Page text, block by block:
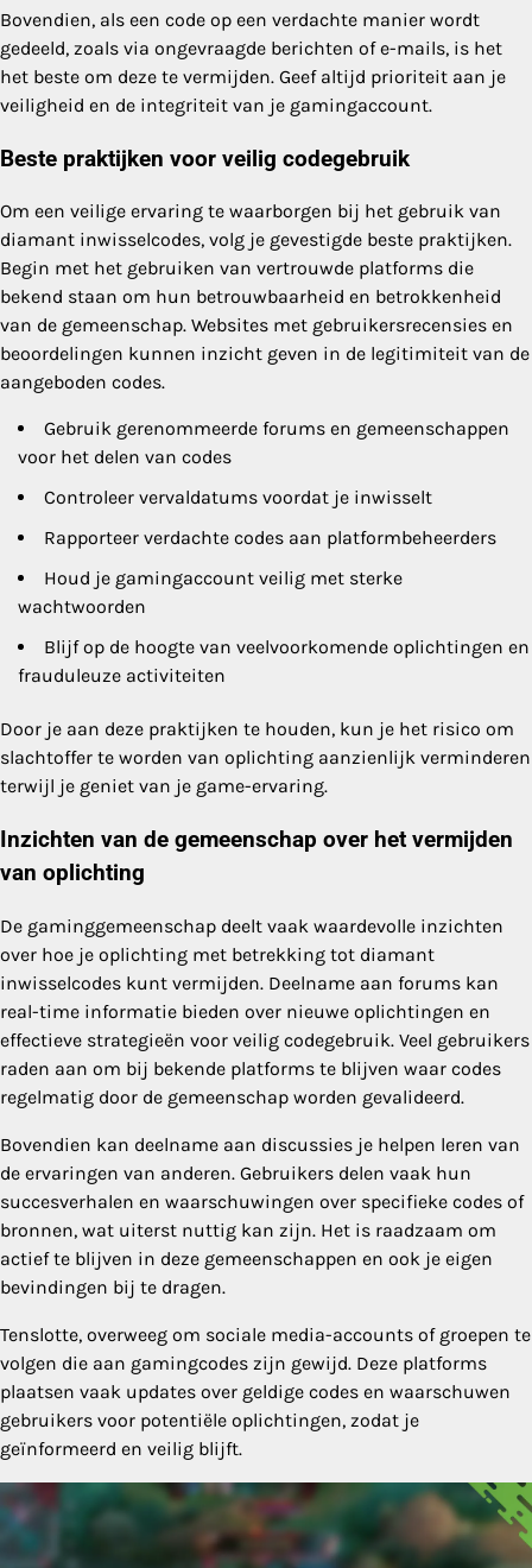
Bovendien, als een code op een verdachte manier wordt
gedeeld, zoals via ongevraagde berichten of e-mails, is het
het beste om deze te vermijden. Geef altijd prioriteit aan je
veiligheid en de integriteit van je gamingaccount.
Beste praktijken voor veilig codegebruik
Om een veilige ervaring te waarborgen bij het gebruik van
diamant inwisselcodes, volg je gevestigde beste praktijken.
Begin met het gebruiken van vertrouwde platforms die
bekend staan om hun betrouwbaarheid en betrokkenheid
van de gemeenschap. Websites met gebruikersrecensies en
beoordelingen kunnen inzicht geven in de legitimiteit van de
aangeboden codes.
Gebruik gerenommeerde forums en gemeenschappen
voor het delen van codes
Controleer vervaldatums voordat je inwisselt
Rapporteer verdachte codes aan platformbeheerders
Houd je gamingaccount veilig met sterke
wachtwoorden
Blijf op de hoogte van veelvoorkomende oplichtingen en
frauduleuze activiteiten
Door je aan deze praktijken te houden, kun je het risico om
slachtoffer te worden van oplichting aanzienlijk verminderen
terwijl je geniet van je game-ervaring.
Inzichten van de gemeenschap over het vermijden
van oplichting
De gaminggemeenschap deelt vaak waardevolle inzichten
over hoe je oplichting met betrekking tot diamant
inwisselcodes kunt vermijden. Deelname aan forums kan
real-time informatie bieden over nieuwe oplichtingen en
effectieve strategieën voor veilig codegebruik. Veel gebruikers
raden aan om bij bekende platforms te blijven waar codes
regelmatig door de gemeenschap worden gevalideerd.
Bovendien kan deelname aan discussies je helpen leren van
de ervaringen van anderen. Gebruikers delen vaak hun
succesverhalen en waarschuwingen over specifieke codes of
bronnen, wat uiterst nuttig kan zijn. Het is raadzaam om
actief te blijven in deze gemeenschappen en ook je eigen
bevindingen bij te dragen.
Tenslotte, overweeg om sociale media-accounts of groepen te
volgen die aan gamingcodes zijn gewijd. Deze platforms
plaatsen vaak updates over geldige codes en waarschuwen
gebruikers voor potentiële oplichtingen, zodat je
geïnformeerd en veilig blijft.